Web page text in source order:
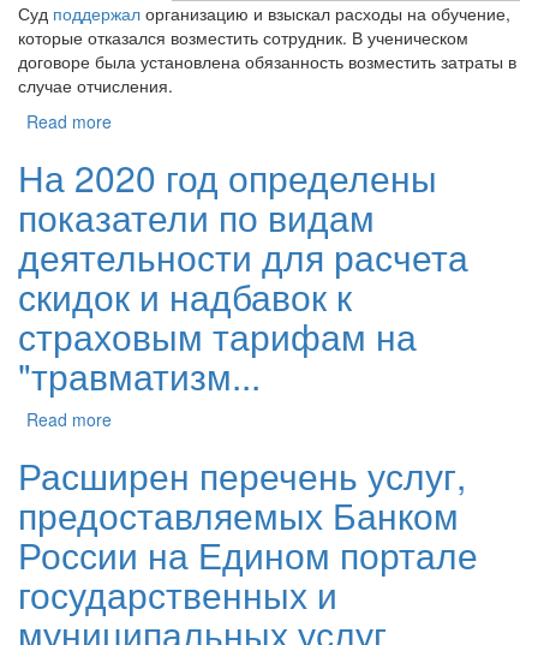
Суд поддержал организацию и взыскал расходы на обучение,
которые отказался возместить сотрудник. В ученическом
договоре была установлена обязанность возместить затраты в
случае отчисления.
Read more
На 2020 год определены
показатели по видам
деятельности для расчета
скидок и надбавок к
страховым тарифам на
"травматизм...
Read more
Расширен перечень услуг,
предоставляемых Банком
России на Едином портале
государственных и
муниципальных услуг